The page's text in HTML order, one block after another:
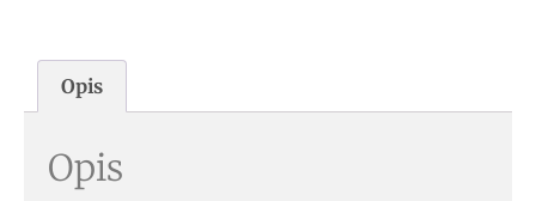
Opis
Opis